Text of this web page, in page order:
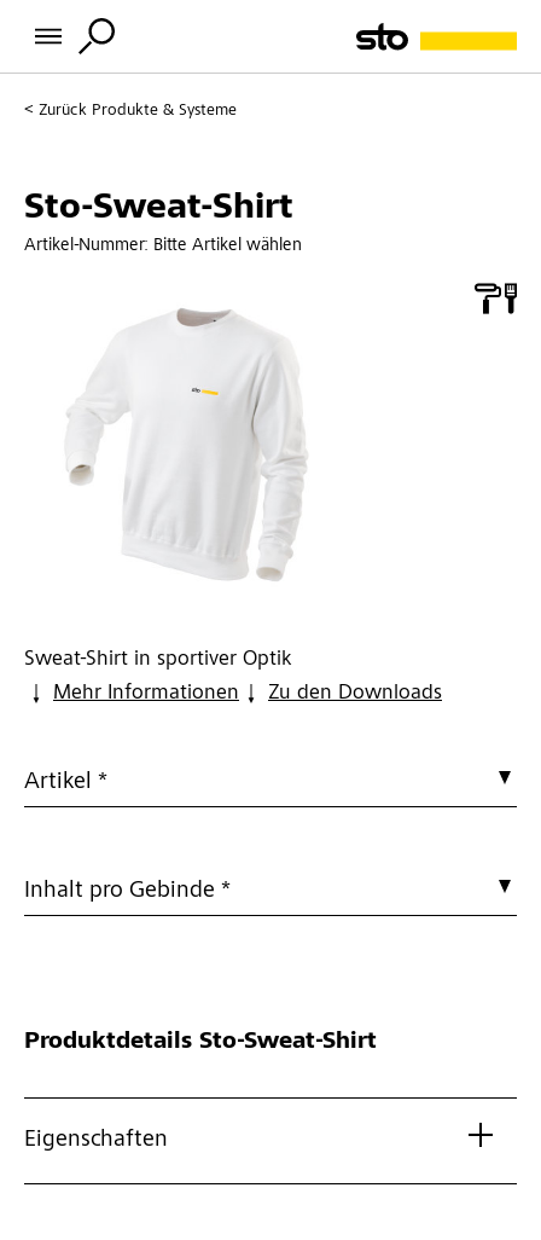
Zurück Produkte & Systeme
Sto-Sweat-Shirt
Artikel-Nummer: Bitte Artikel wählen
Sweat-Shirt in sportiver Optik
Mehr Informationen
Zu den Downloads
Artikel *
Inhalt pro Gebinde *
Produktdetails Sto-Sweat-Shirt
Eigenschaften